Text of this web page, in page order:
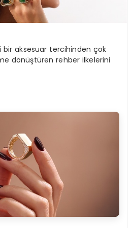
bir aksesuar tercihinden çok
dönüştüren rehber ilkelerini